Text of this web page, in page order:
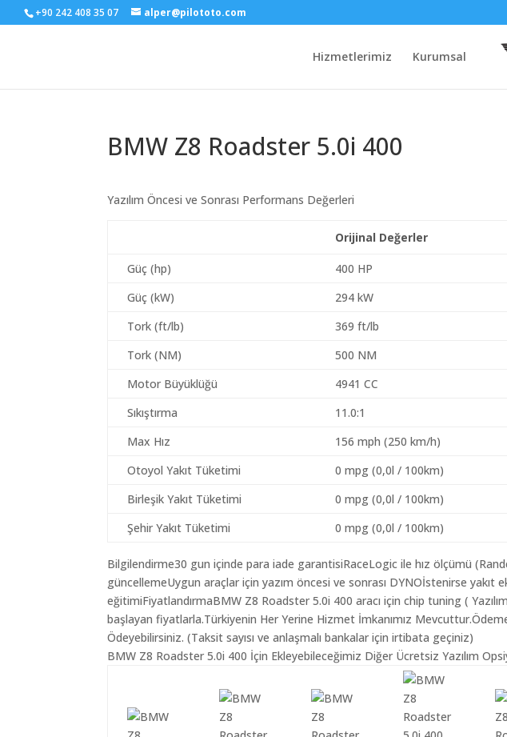
+90 242 408 35 07 alper@pilototo.com
Hizmetlerimiz Kurumsal
BMW Z8 Roadster 5.0i 400
Yazılım Öncesi ve Sonrası Performans Değerleri
Orijinal Değerler
Güç (hp) 400 HP
Güç (kW)
294 kW
Tork (ft/lb)
369 ft/lb
Tork (NM)
500 NM
Motor Büyüklüğü
4941 CC
Sıkıştırma
11.0:1
Max Hız
156 mph (250 km/h)
Otoyol Yakıt Tüketimi
0 mpg (0,0l / 100km)
Birleşik Yakıt Tüketimi
0 mpg (0,0l / 100km)
Şehir Yakıt Tüketimi
0 mpg (0,0l / 100km)
Bilgilendirme30 gun içinde para iade garantisiRaceLogic ile hız ölçümü
güncellemeUygun araçlar için yazım öncesi ve sonrası DYNOİstenirse yakıt
eğitimiFiyatlandırmaBMW Z8 Roadster 5.0i 400 aracı için chip tuning (
başlayan fiyatlarla.Türkiyenin Her Yerine Hizmet İmkanımız
Ödeyebilirsiniz. (Taksit sayısı ve anlaşmalı bankalar için irtibata geçiniz)
BMW Z8 Roadster 5.0i 400 İçin Ekleyebileceğimiz Diğer Ücretsiz Yazılım